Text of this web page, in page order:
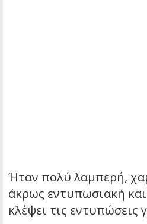
Ήταν πολύ λαμπερή,
άκρως εντυπωσιακή
κλέψει τις εντυπώσεις